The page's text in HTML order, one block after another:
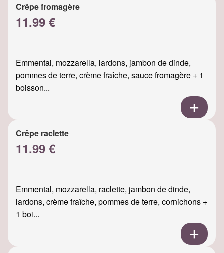
Crêpe fromagère
11.99 €
Emmental, mozzarella, lardons, jambon de dinde,
pommes de terre, crème fraîche, sauce fromagère + 1
boisson...
Crêpe raclette
11.99 €
Emmental, mozzarella, raclette, jambon de dinde,
lardons, crème fraîche, pommes de terre, cornichons +
1 boi...